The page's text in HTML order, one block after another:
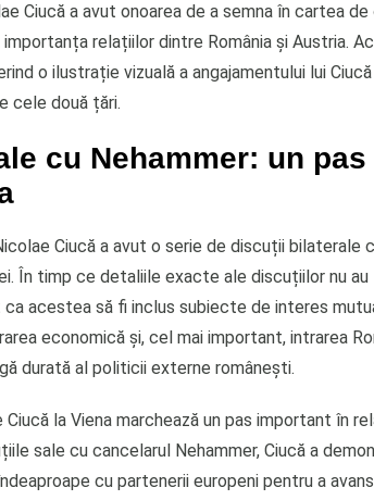
Ciucă a avut onoarea de a semna în cartea de
relațiilor dintre România și Austria.
o ilustrație vizuală a angajamentului lui
cele două țări.
cu Nehammer: un
Ciucă a avut o serie de discuții bilaterale
În timp ce detaliile exacte ale discuțiilor nu
acestea să fi inclus subiecte de interes
economică și, cel mai important, intrarea
durată al politicii externe românești.
la Viena marchează un pas important în
sale cu cancelarul Nehammer, Ciucă a
cu partenerii europeni pentru a